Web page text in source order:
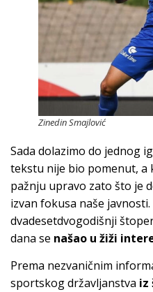
Zinedin Smajlović
Sada dolazimo do jednog
tekstu nije bio pomenut, a
pažnju upravo zato što je
izvan fokusa naše javnosti.
dvadesetdvogodišnji
dana se našao u žiži
Prema nezvaničnim
sportskog državljanstva iz